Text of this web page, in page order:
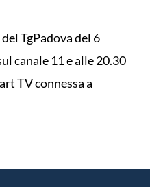
TgPadova del 6
canale 11 e alle 20.30
TV connessa a